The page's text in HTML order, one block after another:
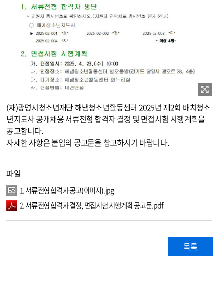
(재)광명시청소년재단 해냄청소년활동센터 2025년 제2회 배치청소
년지도사 공개채용 서류전형 합격자 결정 및 면접시험 시행계획을
공고합니다.
자세한 사항은 붙임의 공고문을 참고하시기 바랍니다.
파일
1. 서류전형 합격자 공고(이미지).jpg
2. 서류전형 합격자 결정, 면접시험 시행계획 공고문.pdf
목록